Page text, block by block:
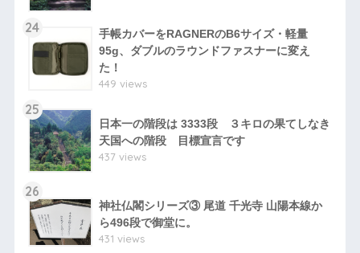
24
手帳カバーをRAGNERのB6サイズ・軽量
95g、ダブルのラウンドファスナーに変え
た！
449 views
25
日本一の階段は 3333段 ３キロの果てしなき
天国への階段 目標宣言です
437 views
26
神社仏閣シリーズ③ 尾道 千光寺 山陽本線か
ら496段で御堂に。
431 views